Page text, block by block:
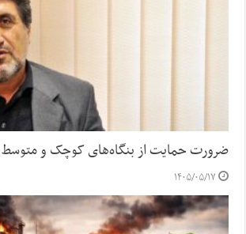
ضرورت حمایت از بنگاه‌های کوچک و متوسط
۱۴۰۵/۰۵/۱۷